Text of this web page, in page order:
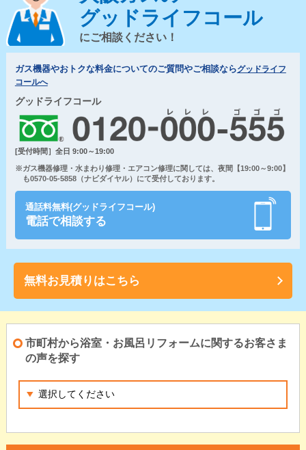
グッドライフコール
にご相談ください！
ガス機器やおトクな料金についてのご質問やご相談ならグッドライフ
コールへ
グッドライフコール
[受付時間］全日 9:00～19:00
※ガス機器修理・水まわり修理・エアコン修理に関しては、夜間【19:00～9:00】
も0570-05-5858（ナビダイヤル）にて受付しております。
通話料無料(グッドライフコール)
電話で相談する
無料お見積りはこちら
市町村から浴室・お風呂リフォームに関するお客さま
の声を探す